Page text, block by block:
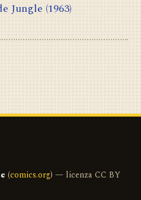
Jungle (1963)
(comics.org) — licenza CC BY